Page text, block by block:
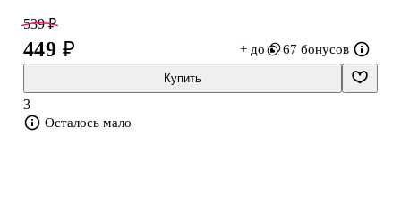
Книга снабжена чёткими линиями для резки, понятными
схемами сборки и яркими иллюстрациями.
539 ₽
449 ₽ + до 67 бонусов
Купить
3
Осталось мало